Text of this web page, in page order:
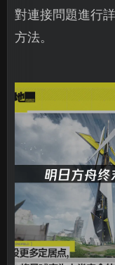
對連接問題進行
方法。